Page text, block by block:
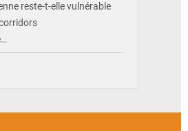
reste-t-elle vulnérable